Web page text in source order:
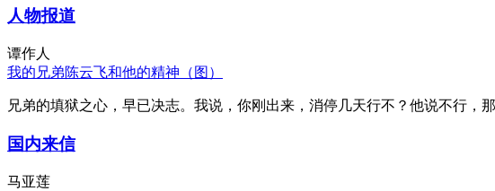
人物报道
谭作人
我的兄弟陈云飞和他的精神（图）
兄弟的填狱之心，早已决志。我说，你刚出来，消停几天行不？他说不行
国内来信
马亚莲